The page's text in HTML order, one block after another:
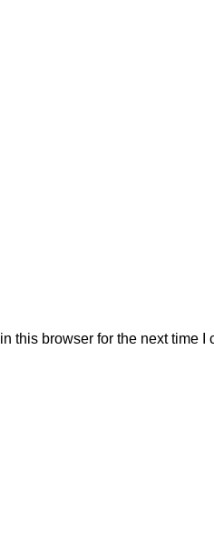
this browser for the next time I